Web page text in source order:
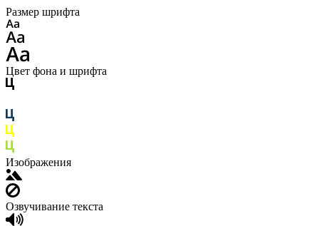
Размер шрифта
Цвет фона и шрифта
Изображения
Озвучивание текста